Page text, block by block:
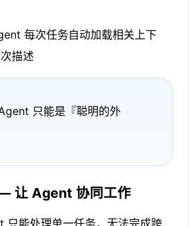
每次任务自动加载相关上下
描述
只能是『聪明的外
让 Agent 协同工作
只能处理单一任务，无法完成跨